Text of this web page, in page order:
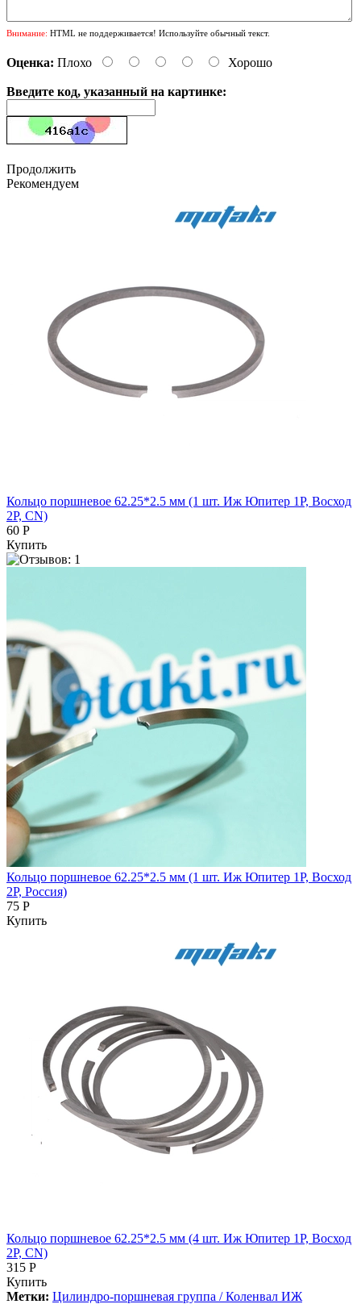
Внимание: HTML не поддерживается! Используйте обычный текст.
Оценка: Плохо Хорошо
Введите код, указанный на картинке:
Продолжить
Рекомендуем
Кольцо поршневое 62.25*2.5 мм (1 шт. Иж Юпитер 1Р, Восход
2Р, CN)
60 Р
Купить
Кольцо поршневое 62.25*2.5 мм (1 шт. Иж Юпитер 1Р, Восход
2Р, Россия)
75 Р
Купить
Кольцо поршневое 62.25*2.5 мм (4 шт. Иж Юпитер 1Р, Восход
2Р, CN)
315 Р
Купить
Метки: Цилиндро-поршневая группа / Коленвал ИЖ